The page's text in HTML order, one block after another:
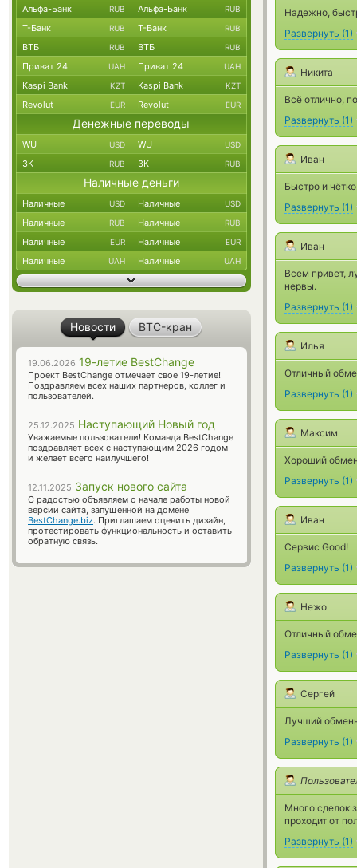
Надежно,
Развернуть (1)
Никита
Всё отлично,
Развернуть (1)
Иван
Быстро и
Развернуть (1)
Иван
Всем привет,
нервы.
Развернуть (1)
Илья
Отличный
Развернуть (1)
Максим
Хороший
Развернуть (1)
Иван
Сервис Good!
Развернуть (1)
Нежо
Отличный
Развернуть (1)
Сергей
Лучший
Развернуть (1)
Много сделок
проходит от
Развернуть (1)
Альфа-Банк RUB Альфа-Банк RUB
Т-Банк RUB Т-Банк RUB
ВТБ RUB ВТБ RUB
Приват 24 UAH Приват 24 UAH
Kaspi Bank KZT Kaspi Bank KZT
Revolut EUR Revolut EUR
Денежные переводы
WU USD WU USD
ЗК RUB ЗК RUB
Наличные деньги
Наличные USD Наличные USD
Наличные RUB Наличные RUB
Наличные EUR Наличные EUR
Наличные UAH Наличные UAH
Новости BTC-кран
19.06.2026 19-летие BestChange
Проект BestChange отмечает свое 19-летие!
Поздравляем всех наших партнеров, коллег и
пользователей.
25.12.2025 Наступающий Новый год
Уважаемые пользователи! Команда BestChange
поздравляет всех с наступающим 2026 годом
и желает всего наилучшего!
12.11.2025 Запуск нового сайта
С радостью объявляем о начале работы новой
версии сайта, запущенной на домене
BestChange.biz. Приглашаем оценить дизайн,
протестировать функциональность и оставить
обратную связь.